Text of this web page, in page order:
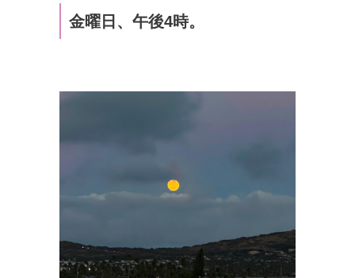
金曜日、午後4時。